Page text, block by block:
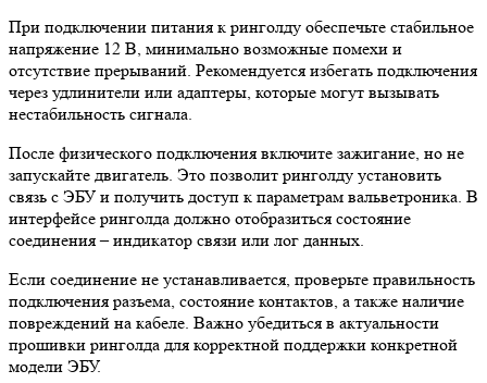
При подключении питания к ринголду обеспечьте стабильное
напряжение 12 В, минимально возможные помехи и
отсутствие прерываний. Рекомендуется избегать подключения
через удлинители или адаптеры, которые могут вызывать
нестабильность сигнала.
После физического подключения включите зажигание, но не
запускайте двигатель. Это позволит ринголду установить
связь с ЭБУ и получить доступ к параметрам вальветроника. В
интерфейсе ринголда должно отобразиться состояние
соединения – индикатор связи или лог данных.
Если соединение не устанавливается, проверьте правильность
подключения разъема, состояние контактов, а также наличие
повреждений на кабеле. Важно убедиться в актуальности
прошивки ринголда для корректной поддержки конкретной
модели ЭБУ.